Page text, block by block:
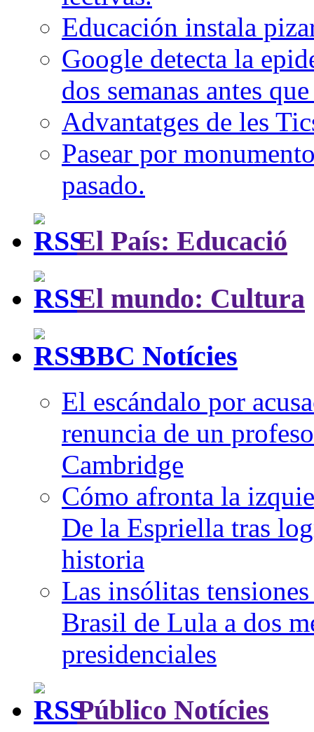
Educación instala
Google detecta la
dos semanas antes
Advantatges de les
Pasear por
pasado.
El País: Educació
El mundo: Cultura
BBC Notícies
El escándalo por
renuncia de un
Cambridge
Cómo afronta la
De la Espriella tras
historia
Las insólitas
Brasil de Lula a dos
presidenciales
Público Notícies